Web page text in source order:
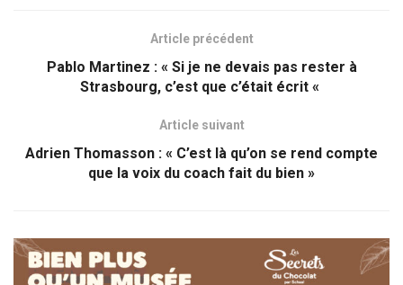
Article précédent
Pablo Martinez : « Si je ne devais pas rester à
Strasbourg, c’est que c’était écrit «
Article suivant
Adrien Thomasson : « C’est là qu’on se rend compte
que la voix du coach fait du bien »